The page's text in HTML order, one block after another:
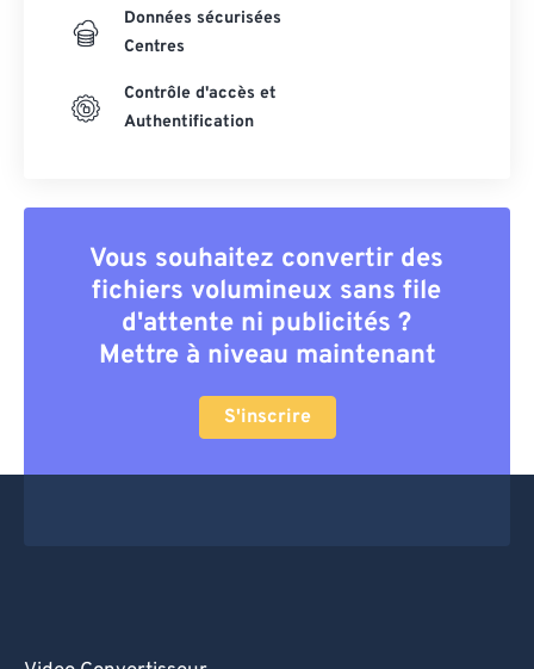
Données sécurisées
Centres
Contrôle d'accès et
Authentification
Vous souhaitez convertir des
fichiers volumineux sans file
d'attente ni publicités ?
Mettre à niveau maintenant
S'inscrire